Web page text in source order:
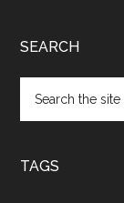
SEARCH
the
TAGS